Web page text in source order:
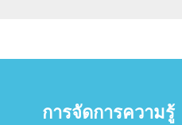
การจัดการความรู้